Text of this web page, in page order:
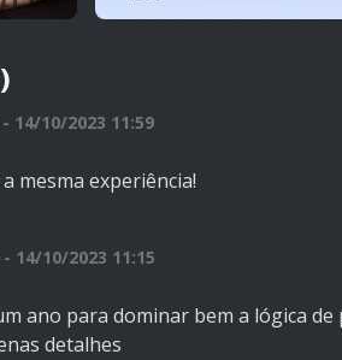
10/2023 11:59
mesma experiência!
14/10/2023 11:15
ano para dominar bem a lógica
detalhes